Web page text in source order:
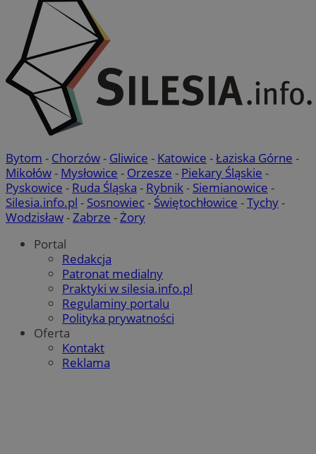
Bytom - Chorzów- Gliwice - Katowice -Łaziska Górne -
Mikołów- Mysłowice - Orzesze - Piekary Śląskie -
Pyskowice - Ruda Śląska - Rybnik- Siemianowice -
Silesia.info.pl - Sosnowiec- Świętochłowice -Tychy-
Wodzisław-Zabrze -Żory
Portal
Redakcja
Patronat medialny
Praktyki w silesia.info.pl
Regulaminy portalu
Polityka prywatności
Oferta
Kontakt
Reklama